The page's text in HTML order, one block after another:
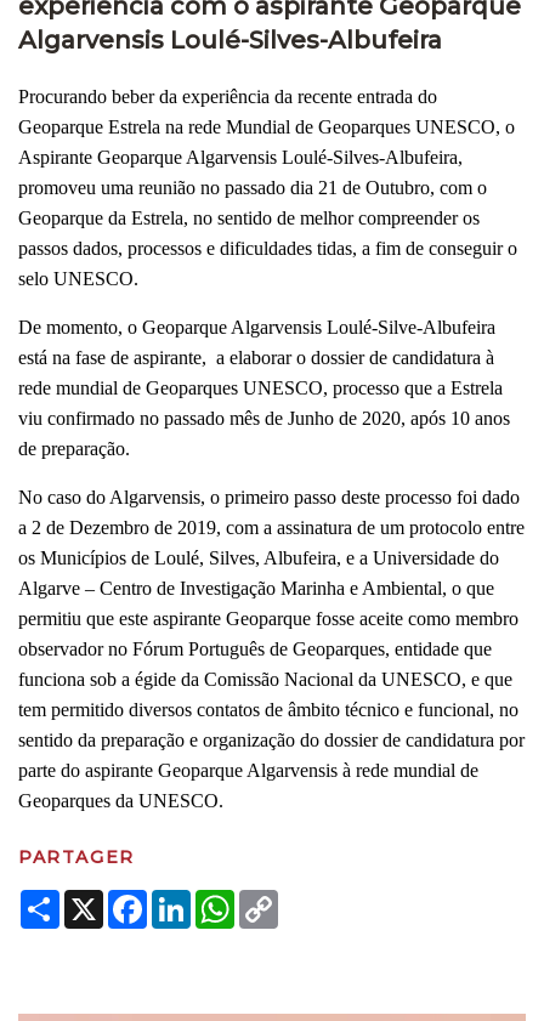
experiência com o aspirante Geoparque
Algarvensis Loulé-Silves-Albufeira
Procurando beber da experiência da recente entrada do
Geoparque Estrela na rede Mundial de Geoparques UNESCO, o
Aspirante Geoparque Algarvensis Loulé-Silves-Albufeira,
promoveu uma reunião no passado dia 21 de Outubro, com o
Geoparque da Estrela, no sentido de melhor compreender os
passos dados, processos e dificuldades tidas, a fim de conseguir o
selo UNESCO.
De momento, o Geoparque Algarvensis Loulé-Silve-Albufeira
está na fase de aspirante, a elaborar o dossier de candidatura à
rede mundial de Geoparques UNESCO, processo que a Estrela
viu confirmado no passado mês de Junho de 2020, após 10 anos
de preparação.
No caso do Algarvensis, o primeiro passo deste processo foi dado
a 2 de Dezembro de 2019, com a assinatura de um protocolo entre
os Municípios de Loulé, Silves, Albufeira, e a Universidade do
Algarve – Centro de Investigação Marinha e Ambiental, o que
permitiu que este aspirante Geoparque fosse aceite como membro
observador no Fórum Português de Geoparques, entidade que
funciona sob a égide da Comissão Nacional da UNESCO, e que
tem permitido diversos contatos de âmbito técnico e funcional, no
sentido da preparação e organização do dossier de candidatura por
parte do aspirante Geoparque Algarvensis à rede mundial de
Geoparques da UNESCO.
PARTAGER
Share
X Facebook
LinkedInWhatsApp